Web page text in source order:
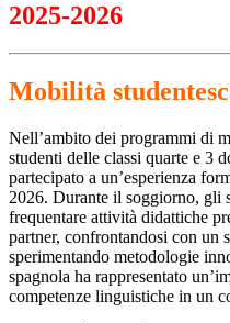
2025-2026
Mobilità
Nell’ambito dei programmi di
studenti delle classi quarte e 3
partecipato a un’esperienza
2026. Durante il soggiorno, gli
frequentare attività didattiche
partner, confrontandosi con un
sperimentando metodologie
spagnola ha rappresentato
competenze linguistiche in un